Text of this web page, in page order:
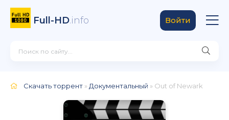
Full-HD.info Войти
Скачать торрент » Документальный » Out of Newark